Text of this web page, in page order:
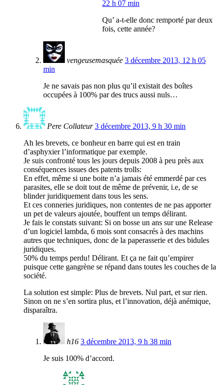
22 h 07 min
Qu’ a-t-elle donc remporté par deux
fois, cette année?
vengeusemasquée 3 décembre 2013, 12 h 05
min
Je ne savais pas non plus qu’il existait des boîtes
occupées à 100% par des trucs aussi nuls…
Pere Collateur 3 décembre 2013, 9 h 30 min
Ah les brevets, ce bonheur en barre qui est en train
d’asphyxier l’informatique par exemple.
Je suis confronté tous les jours depuis 2008 à peu près aux
conséquences issues des patents trolls:
En effet, même si une boite n’a jamais été emmerdé par ces
parasites, elle se doit tout de même de prévenir, i.e, de se
blinder juridiquement dans tous les sens.
Et ces conneries juridiques, non contentes de ne pas apporter
un pet de valeurs ajoutée, bouffent un temps délirant.
Je fais le constats suivant: Si on bosse un ans sur une Release
d’un logiciel lambda, 6 mois sont consacrés à des machins
autres que techniques, donc de la paperasserie et des bidules
juridiques.
50% du temps perdu! Délirant. Et ça ne fait qu’empirer
puisque cette gangrène se répand dans toutes les couches de la
société.
La solution est simple: Plus de brevets. Nul part, et sur rien.
Sinon on ne s’en sortira plus, et l’innovation, déjà anémique,
disparaîtra.
h16 3 décembre 2013, 9 h 38 min
Je suis 100% d’accord.